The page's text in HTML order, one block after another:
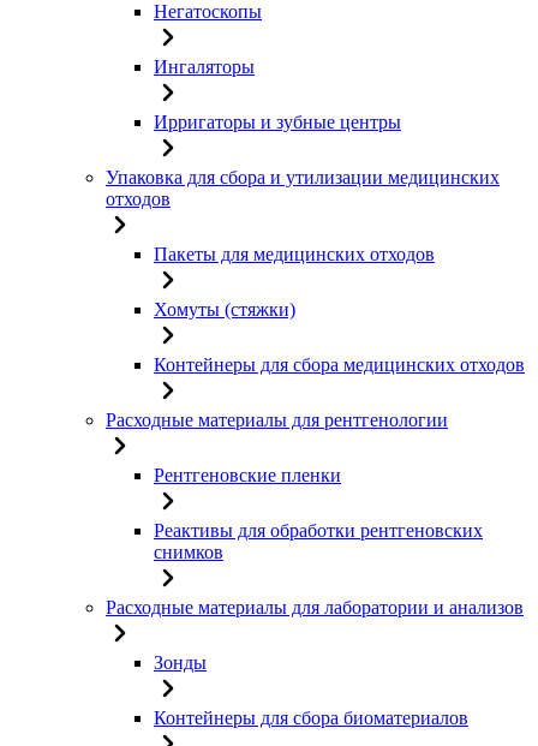
Негатоскопы
Ингаляторы
Ирригаторы и зубные центры
Упаковка для сбора и утилизации медицинских
отходов
Пакеты для медицинских отходов
Хомуты (стяжки)
Контейнеры для сбора медицинских отходов
Расходные материалы для рентгенологии
Рентгеновские пленки
Реактивы для обработки рентгеновских
снимков
Расходные материалы для лаборатории и анализов
Зонды
Контейнеры для сбора биоматериалов